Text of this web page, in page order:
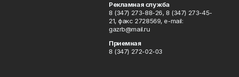
Рекламная служба
8 (347) 273-88-26, 8 (347) 273-45-
21, факс 2728569, e-mail:
gazrb@mail.ru
Приемная
8 (347) 272-02-03